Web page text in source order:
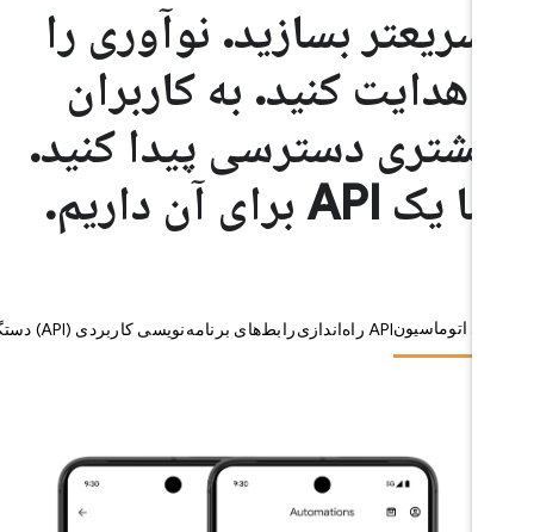
سریعتر بسازید. نوآوری را
هدایت کنید. به کاربران
دسترسی پیدا کنید.
ما یک API برای آن داریم.